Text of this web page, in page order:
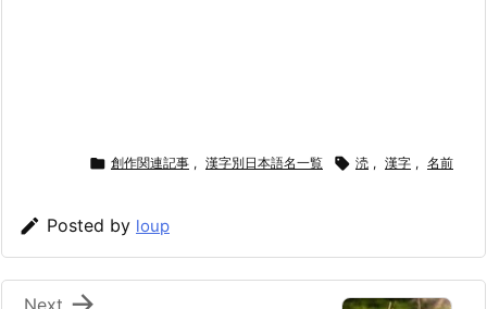
 創作関連記事 , 漢字別日本語名一覧  涜 , 漢字 , 名前
 Posted by loup